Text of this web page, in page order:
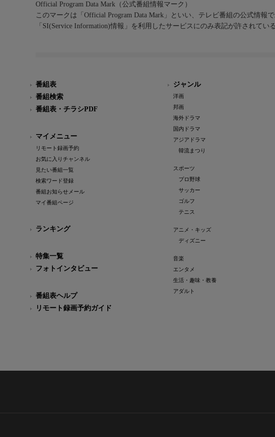
Official Program Data Mark（公式番組情報マーク）
このマークは「Official Program Data Mark」といい、テレビ番組の公式情報
「SI(Service Information)情報」を利用したサービスにのみ表記が許されてい
番組表
番組検索
番組表・チラシPDF
マイメニュー
リモート録画予約
お気に入りチャンネル
見たい番組一覧
検索ワード登録
番組お知らせメール
マイ番組ページ
ランキング
特集一覧
フォトインタビュー
番組表ヘルプ
リモート録画予約ガイド
ジャンル
洋画
邦画
海外ドラマ
国内ドラマ
アジアドラマ
韓流まつり
スポーツ
プロ野球
サッカー
ゴルフ
テニス
アニメ・キッズ
ディズニー
音楽
エンタメ
生活・趣味・教養
アダルト